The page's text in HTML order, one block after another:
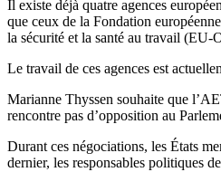
Il existe déjà quatre agences
que ceux de la Fondation
la sécurité et la santé au travail
Le travail de ces agences est
Marianne Thyssen souhaite que
rencontre pas d’opposition au
Durant ces négociations, les États
dernier, les responsables politiques